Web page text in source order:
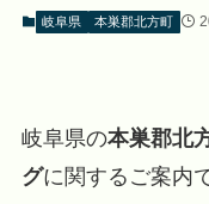
岐阜県 本巣郡北方町
岐阜県の本巣郡北
グに関するご案内